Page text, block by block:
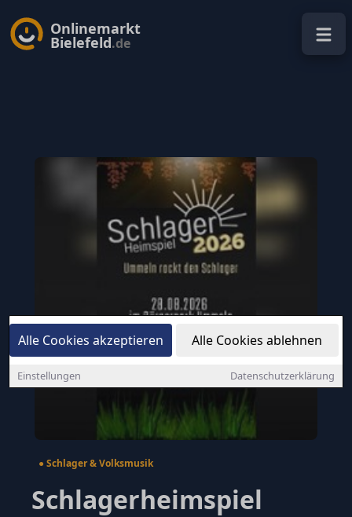
Alle Cookies akzeptieren Alle Cookies ablehnen
Einstellungen Datenschutzerklärung
Onlinemarkt
Bielefeld.de
● Schlager & Volksmusik
Schlagerheimspiel